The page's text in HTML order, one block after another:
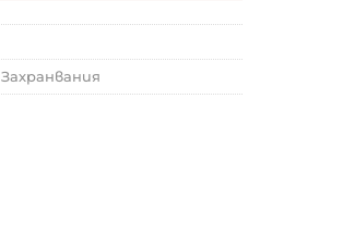
Захранвания